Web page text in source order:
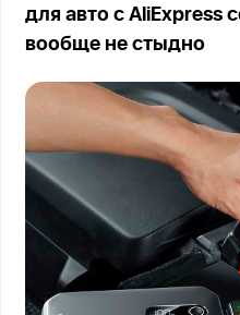
для авто с AliExpress
вообще не стыдно